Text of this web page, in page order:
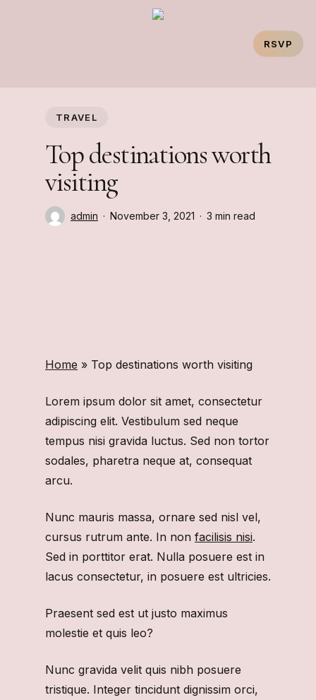
RSVP
TRAVEL
Top destinations worth
visiting
admin November 3, 2021 3 min read
Home » Top destinations worth visiting
Lorem ipsum dolor sit amet, consectetur
adipiscing elit. Vestibulum sed neque
tempus nisi gravida luctus. Sed non tortor
sodales, pharetra neque at, consequat
arcu.
Nunc mauris massa, ornare sed nisl vel,
cursus rutrum ante. In non facilisis nisi.
Sed in porttitor erat. Nulla posuere est in
lacus consectetur, in posuere est ultricies.
Praesent sed est ut justo maximus
molestie et quis leo?
Nunc gravida velit quis nibh posuere
tristique. Integer tincidunt dignissim orci,